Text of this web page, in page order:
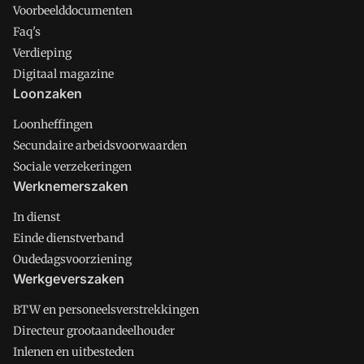
Voorbeelddocumenten
Faq's
Verdieping
Digitaal magazine
Loonzaken
Loonheffingen
Secundaire arbeidsvoorwaarden
Sociale verzekeringen
Werknemerszaken
In dienst
Einde dienstverband
Oudedagsvoorziening
Werkgeverszaken
BTW en personeelsverstrekkingen
Directeur grootaandeelhouder
Inlenen en uitbesteden